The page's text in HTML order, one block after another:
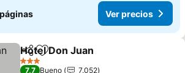
Ver precios
CompartirAgregar a favoritos
Hotel Don Juan
3 Estrellas
7,7 Bueno
7.052